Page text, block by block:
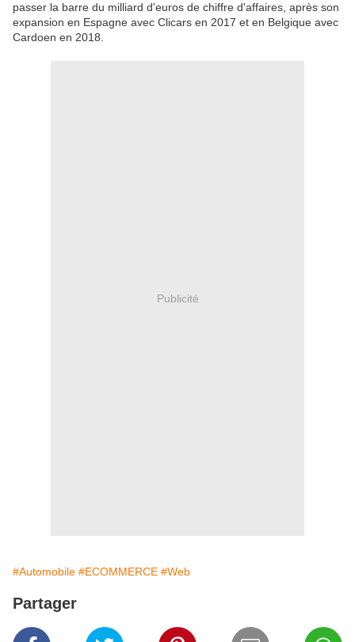
passer la barre du milliard d'euros de chiffre d'affaires, après son
expansion en Espagne avec Clicars en 2017 et en Belgique avec
Cardoen en 2018.
Publicité
#Automobile #ECOMMERCE #Web
Partager